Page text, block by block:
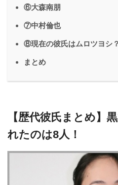
⑥大森南朋
⑦中村倫也
⑧現在の彼氏はムロツヨシ？
まとめ
【歴代彼氏まとめ】
れたのは8人！